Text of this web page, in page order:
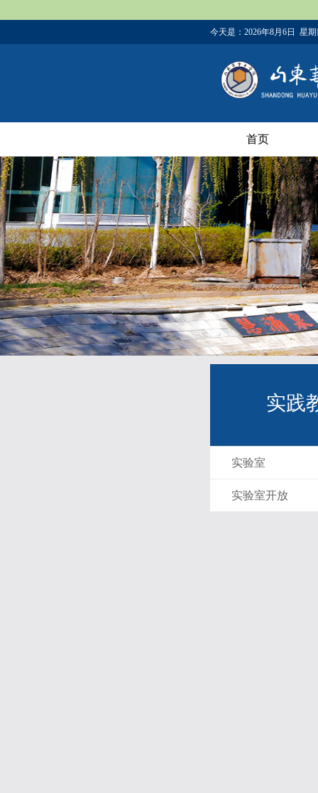
今天是： 2026年8月6日 星
首页
实践
实验室
实验室开放